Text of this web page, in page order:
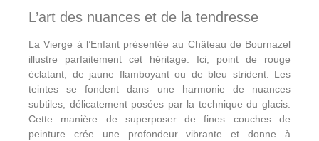
L’art des nuances et de la tendresse
La Vierge à l’Enfant présentée au Château de Bournazel
illustre parfaitement cet héritage. Ici, point de rouge
éclatant, de jaune flamboyant ou de bleu strident. Les
teintes se fondent dans une harmonie de nuances
subtiles, délicatement posées par la technique du glacis.
Cette manière de superposer de fines couches de
peinture crée une profondeur vibrante et donne à